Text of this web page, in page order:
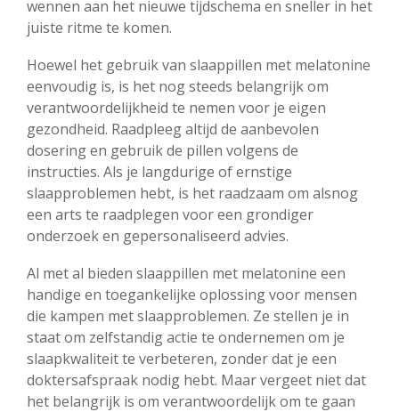
wennen aan het nieuwe tijdschema en sneller in het
juiste ritme te komen.
Hoewel het gebruik van slaappillen met melatonine
eenvoudig is, is het nog steeds belangrijk om
verantwoordelijkheid te nemen voor je eigen
gezondheid. Raadpleeg altijd de aanbevolen
dosering en gebruik de pillen volgens de
instructies. Als je langdurige of ernstige
slaapproblemen hebt, is het raadzaam om alsnog
een arts te raadplegen voor een grondiger
onderzoek en gepersonaliseerd advies.
Al met al bieden slaappillen met melatonine een
handige en toegankelijke oplossing voor mensen
die kampen met slaapproblemen. Ze stellen je in
staat om zelfstandig actie te ondernemen om je
slaapkwaliteit te verbeteren, zonder dat je een
doktersafspraak nodig hebt. Maar vergeet niet dat
het belangrijk is om verantwoordelijk om te gaan